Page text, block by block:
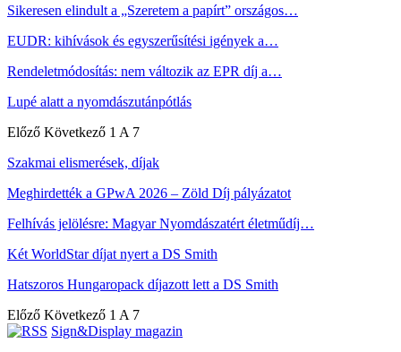
Sikeresen elindult a „Szeretem a papírt” országos…
EUDR: kihívások és egyszerűsítési igények a…
Rendeletmódosítás: nem változik az EPR díj a…
Lupé alatt a nyomdászutánpótlás
Előző Következő 1 A 7
Szakmai elismerések, díjak
Meghirdették a GPwA 2026 – Zöld Díj pályázatot
Felhívás jelölésre: Magyar Nyomdászatért életműdíj…
Két WorldStar díjat nyert a DS Smith
Hatszoros Hungaropack díjazott lett a DS Smith
Előző Következő 1 A 7
Sign&Display magazin